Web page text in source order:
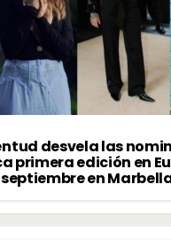
desvela las
primera edición en
en